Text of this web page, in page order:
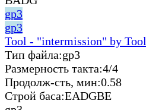
gp3
gp3
Tool - "intermission" by Tool
Тип файла:gp3
Размерность такта:4/4
Продолж-сть, мин:0.58
Строй баса:EADGBE